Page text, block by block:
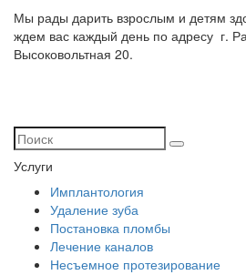
Мы рады дарить взрослым и детям
ждем вас каждый день по адресу г.
Высоковольтная 20.
Услуги
Имплантология
Удаление зуба
Постановка пломбы
Лечение каналов
Несъемное протезирование